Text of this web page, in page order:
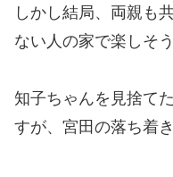
しかし結局、両親も
ない人の家で楽しそ
知子ちゃんを見捨て
すが、宮田の落ち着